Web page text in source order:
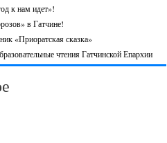
к нам идет»!
в Гатчине!
«Приоратская сказка»
чтения Гатчинской Епархии